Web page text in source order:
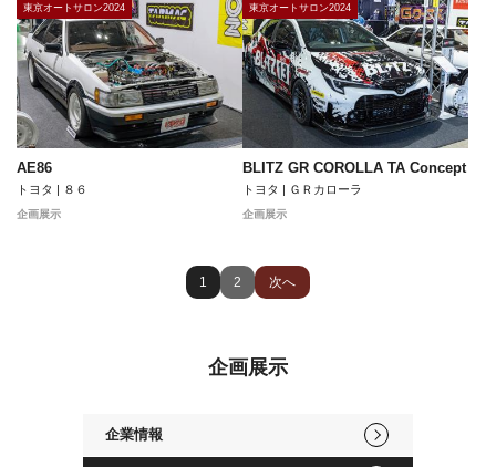
東京オートサロン2024
AE86
トヨタ | ８６
企画展示
東京オートサロン2024
BLITZ GR COROLLA TA Concept
トヨタ | ＧＲカローラ
企画展示
1 2 次へ
企画展示
企業情報